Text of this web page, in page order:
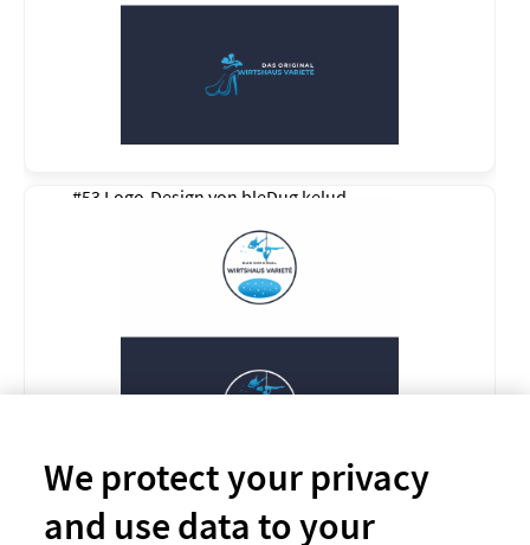
#53 Logo-Design von bleDug kelud
#54 Logo-Design vonbleDug kelud
We protect your privacy
and use data to your